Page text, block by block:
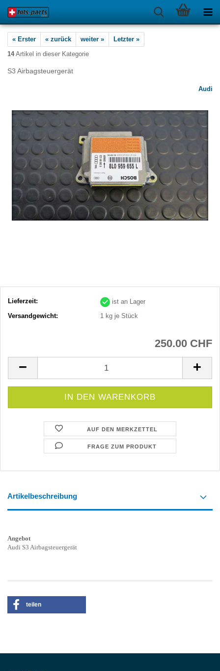
« Erster « zurück weiter »
Letzter »
14Artikel in dieser Kategorie
S3 Airbagsteuergerät
Audi
Lieferzeit:
ist an Lager
Versandgewicht:
1 kg je Stück
250.00 CHF
AUF DEN MERKZETTEL
FRAGE ZUM PRODUKT
Artikelbeschreibung
Angebot
Audi S3 Airbagsteuergerät
teilen